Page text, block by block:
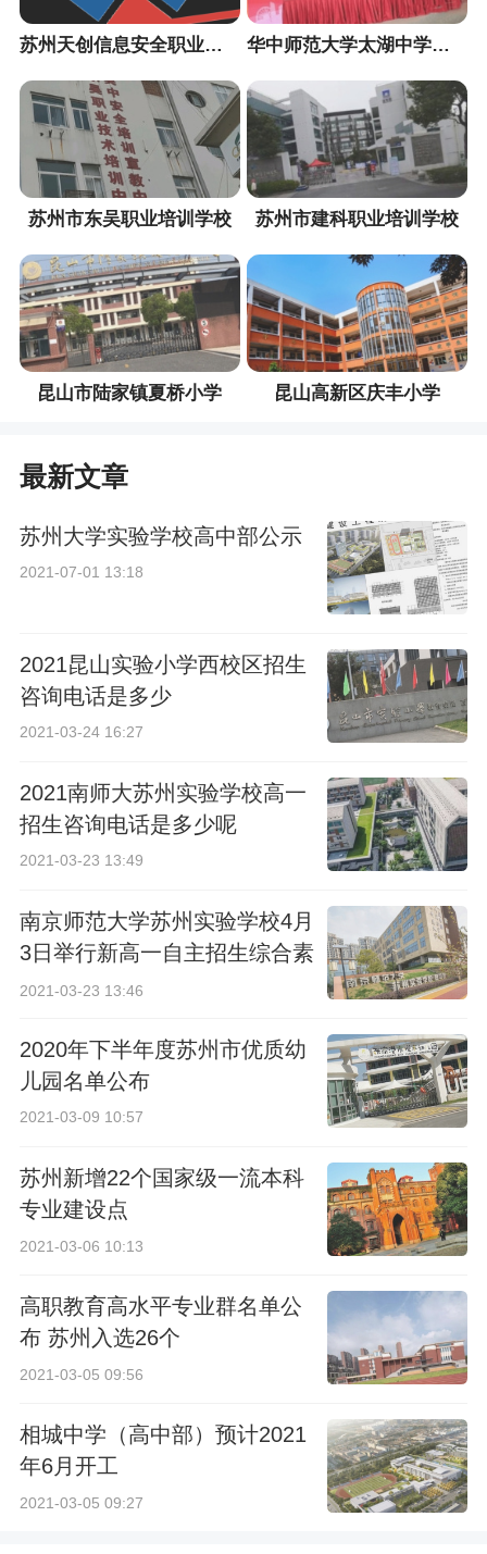
苏州天创信息安全职业培训中心 华中师范大学太湖中学（暂定名）
苏州市东吴职业培训学校 苏州市建科职业培训学校
昆山市陆家镇夏桥小学 昆山高新区庆丰小学
最新文章
苏州大学实验学校高中部公示
2021-07-01 13:18
2021昆山实验小学西校区招生
咨询电话是多少
2021-03-24 16:27
2021南师大苏州实验学校高一
招生咨询电话是多少呢
2021-03-23 13:49
南京师范大学苏州实验学校4月
3日举行新高一自主招生综合素
质考查
2021-03-23 13:46
2020年下半年度苏州市优质幼
儿园名单公布
2021-03-09 10:57
苏州新增22个国家级一流本科
专业建设点
2021-03-06 10:13
高职教育高水平专业群名单公
布 苏州入选26个
2021-03-05 09:56
相城中学（高中部）预计2021
年6月开工
2021-03-05 09:27